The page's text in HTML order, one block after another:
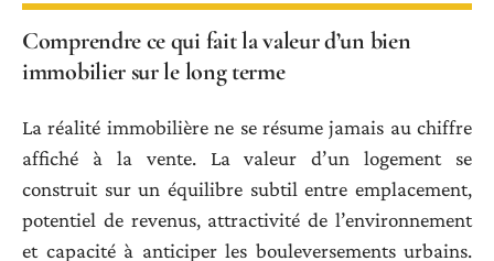
Comprendre ce qui fait la valeur d’un bien
immobilier sur le long terme
La réalité immobilière ne se résume jamais au chiffre
affiché à la vente. La valeur d’un logement se
construit sur un équilibre subtil entre emplacement,
potentiel de revenus, attractivité de l’environnement
et capacité à anticiper les bouleversements urbains.